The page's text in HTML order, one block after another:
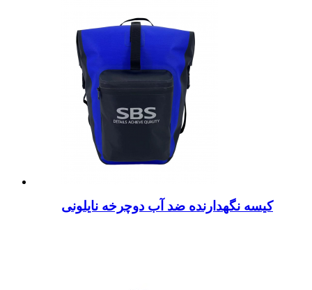
کیسه نگهدارنده ضد آب دوچرخه نایلونی